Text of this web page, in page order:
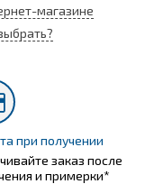
магазине
при получении
заказ после
и примерки*